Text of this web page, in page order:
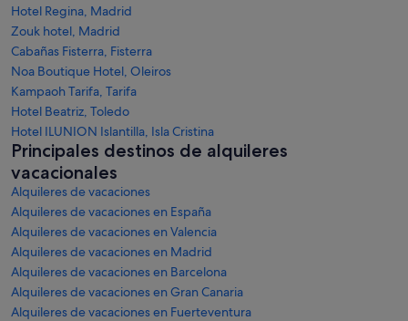
Hotel Regina, Madrid
Zouk hotel, Madrid
Cabañas Fisterra, Fisterra
Noa Boutique Hotel, Oleiros
Kampaoh Tarifa, Tarifa
Hotel Beatriz, Toledo
Hotel ILUNION Islantilla, Isla Cristina
Principales destinos de alquileres
vacacionales
Alquileres de vacaciones
Alquileres de vacaciones en España
Alquileres de vacaciones en Valencia
Alquileres de vacaciones en Madrid
Alquileres de vacaciones en Barcelona
Alquileres de vacaciones en Gran Canaria
Alquileres de vacaciones en Fuerteventura